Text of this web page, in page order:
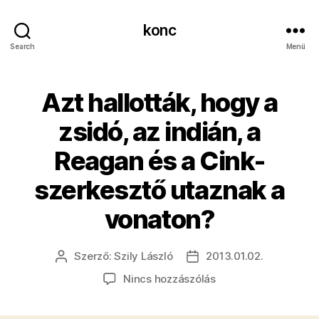
Search
konc
Menü
Azt hallották, hogy a
zsidó, az indián, a
Reagan és a Cink-
szerkesztő utaznak a
vonaton?
Bejegyzés
Szerző:Szily László
Bejegyzés
dátuma
2013.01.02.
Nincs hozzászólása(z)